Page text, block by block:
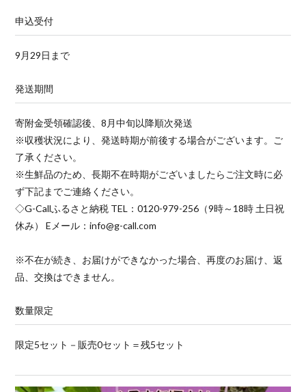
申込受付
9月29日まで
発送期間
寄附金受領確認後、8月中旬以降順次発送
※収穫状況により、発送時期が前後する場合がございます。ご
了承ください。
※生鮮品のため、長期不在時期がございましたらご注文時に必
ず下記までご連絡ください。
◇G-Callふるさと納税 TEL：0120-979-256（9時～18時 土日祝
休み） Eメール：info@g-call.com
※不在が続き、お届けができなかった場合、再度のお届け、返
品、交換はできません。
数量限定
限定5セット－販売0セット＝残5セット